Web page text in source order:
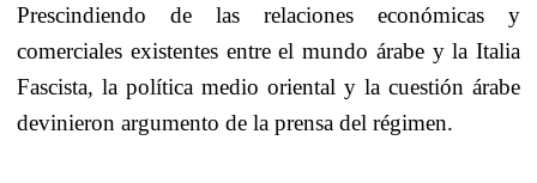
Prescindiendo de las relaciones económicas y
comerciales existentes entre el mundo árabe y la Italia
Fascista, la política medio oriental y la cuestión árabe
devinieron argumento de la prensa del régimen.